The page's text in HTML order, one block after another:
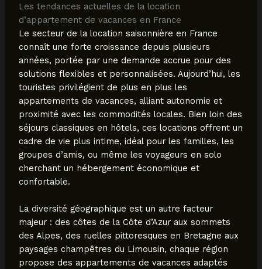
Les tendances actuelles de la location
d’appartement de vacances en France
Le secteur de la location saisonnière en France
connaît une forte croissance depuis plusieurs
années, portée par une demande accrue pour des
solutions flexibles et personnalisées. Aujourd’hui, les
touristes privilégient de plus en plus les
appartements de vacances, alliant autonomie et
proximité avec les commodités locales. Bien loin des
séjours classiques en hôtels, ces locations offrent un
cadre de vie plus intime, idéal pour les familles, les
groupes d’amis, ou même les voyageurs en solo
cherchant un hébergement économique et
confortable.
La diversité géographique est un autre facteur
majeur : des côtes de la Côte d’Azur aux sommets
des Alpes, des ruelles pittoresques en Bretagne aux
paysages champêtres du Limousin, chaque région
propose des appartements de vacances adaptés